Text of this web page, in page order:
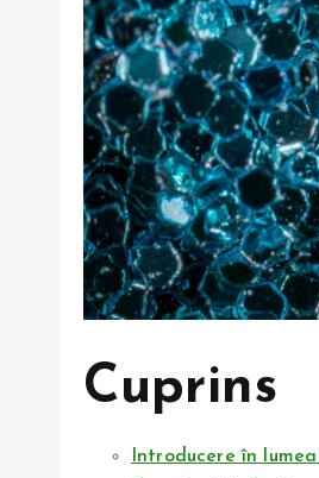
Cuprins
Introducere în